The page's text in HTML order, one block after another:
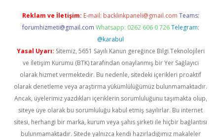
Reklam ve İletişim: E-mail: backlinkpaneli@gmail.com Teams:
forumhizmeti@gmail.com Whatsapp: 0262 606 0 726 Telegram:
@karabul
Yasal Uyarı: Sitemiz, 5651 Sayılı Kanun gereğince Bilgi Teknolojileri
ve İletişim Kurumu (BTK) tarafından onaylanmış bir Yer Sağlayıcı
olarak hizmet vermektedir. Bu nedenle, sitedeki içerikleri proaktif
olarak denetleme veya araştırma yükümlülüğümüz bulunmamaktadır.
Ancak, üyelerimiz yazdıkları içeriklerin sorumluluğunu taşımakta olup,
siteye üye olarak bu sorumluluğu kabul etmiş sayılırlar. Bu internet
sitesi, herhangi bir marka, kurum veya şahıs şirketi ile hiçbir bağlantısı
bulunmamaktadır. Sitede yalnızca kendi hazırladığımız makaleler